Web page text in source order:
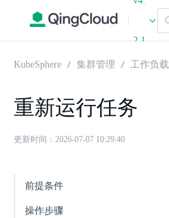
|
2.1
KubeSphere 集群管理 工作负载
重新运行任务
更新时间：2026-07-07 10:29:40
前提条件
操作步骤